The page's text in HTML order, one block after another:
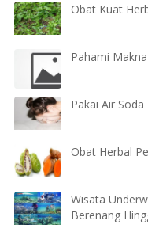
Obat Kuat
Pahami
Pakai Air
Obat Herbal
Wisata
Berenang